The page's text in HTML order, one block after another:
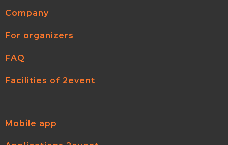
Company
For organizers
FAQ
Facilities of 2event
Mobile app